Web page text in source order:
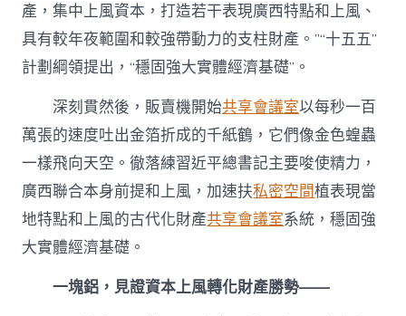
產，集中上風資本，打造若干表現廣西特點和上風、
具有較年夜範圍和較強帶動力的支柱財產。”“十五五”
計劃綱領提出，“穩固強大實體經濟基礎”。
深刻貫然後，販賣機開始共享會議室以每秒一百
萬張的速度吐出金箔折成的千紙鶴，它們像金色蝗蟲
一樣飛向天空。徹落練習近平總書記主要唆使精力，
廣西聯合本身前提和上風，加速扶私密空間植表現當
地特點和上風的古代化財產共享會議室系統，穩固強
大實體經濟基礎。
一塊鋁，見證資本上風轉化財產勝勢——